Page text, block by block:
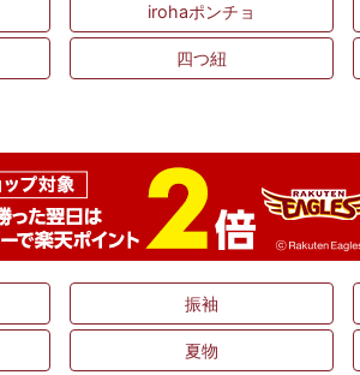
irohaポンチョ
四つ紐
振袖
夏物